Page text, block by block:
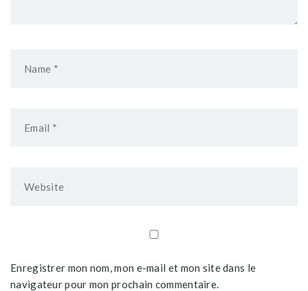
Enregistrer mon nom, mon e-mail et mon site dans le
navigateur pour mon prochain commentaire.